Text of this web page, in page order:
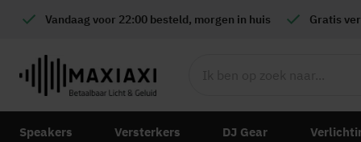
Vandaag voor 22:00 besteld, morgen in huis Gratis
Speakers Versterkers DJ Gear